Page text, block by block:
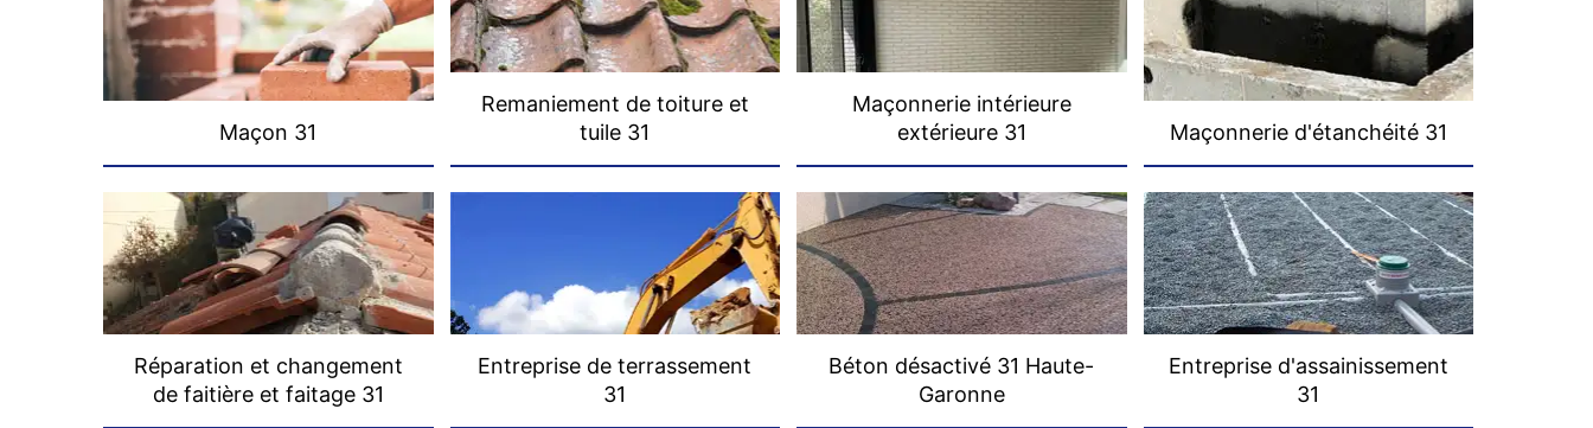
Maçon 31
Remaniement de toiture et
tuile 31
Maçonnerie intérieure
extérieure 31
Maçonnerie d'étanchéité 31
Réparation et changement
de faitière et faitage 31
Entreprise de terrassement
31
Béton désactivé 31 Haute-
Garonne
Entreprise d'assainissement
31